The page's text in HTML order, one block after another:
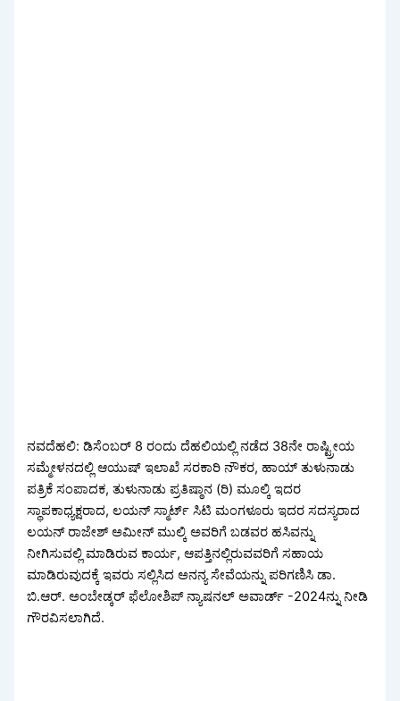
ನವದೆಹಲಿ: ಡಿಸೆಂಬರ್ 8 ರಂದು ದೆಹಲಿಯಲ್ಲಿ ನಡೆದ 38ನೇ ರಾಷ್ಟ್ರೀಯ
ಸಮ್ಮೇಳನದಲ್ಲಿ ಆಯುಷ್ ಇಲಾಖೆ ಸರಕಾರಿ ನೌಕರ, ಹಾಯ್ ತುಳುನಾಡು
ಪತ್ರಿಕೆ ಸಂಪಾದಕ, ತುಳುನಾಡು ಪ್ರತಿಷ್ಠಾನ (ರಿ) ಮೂಲ್ಕಿ ಇದರ
ಸ್ಥಾಪಕಾಧ್ಯಕ್ಷರಾದ, ಲಯನ್ ಸ್ಮಾರ್ಟ್ ಸಿಟಿ ಮಂಗಳೂರು ಇದರ ಸದಸ್ಯರಾದ
ಲಯನ್ ರಾಜೇಶ್ ಅಮೀನ್ ಮುಲ್ಕಿ ಅವರಿಗೆ ಬಡವರ ಹಸಿವನ್ನು
ನೀಗಿಸುವಲ್ಲಿ ಮಾಡಿರುವ ಕಾರ್ಯ, ಆಪತ್ತಿನಲ್ಲಿರುವವರಿಗೆ ಸಹಾಯ
ಮಾಡಿರುವುದಕ್ಕೆ ಇವರು ಸಲ್ಲಿಸಿದ ಅನನ್ಯ ಸೇವೆಯನ್ನು ಪರಿಗಣಿಸಿ ಡಾ.
ಬಿ.ಆರ್. ಅಂಬೇಡ್ಕರ್ ಫೆಲೋಶಿಪ್ ನ್ಯಾಷನಲ್ ಅವಾರ್ಡ್ -2024ನ್ನು ನೀಡಿ
ಗೌರವಿಸಲಾಗಿದೆ.